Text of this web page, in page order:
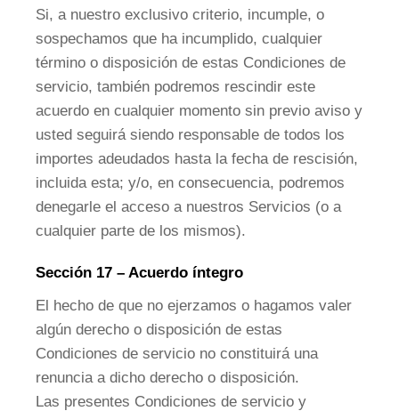
Si, a nuestro exclusivo criterio, incumple, o
sospechamos que ha incumplido, cualquier
término o disposición de estas Condiciones de
servicio, también podremos rescindir este
acuerdo en cualquier momento sin previo aviso y
usted seguirá siendo responsable de todos los
importes adeudados hasta la fecha de rescisión,
incluida esta; y/o, en consecuencia, podremos
denegarle el acceso a nuestros Servicios (o a
cualquier parte de los mismos).
Sección 17 – Acuerdo íntegro
El hecho de que no ejerzamos o hagamos valer
algún derecho o disposición de estas
Condiciones de servicio no constituirá una
renuncia a dicho derecho o disposición.
Las presentes Condiciones de servicio y